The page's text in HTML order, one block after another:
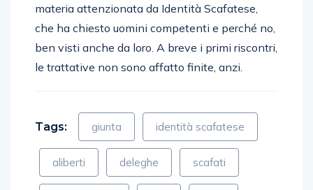
materia attenzionata da Identità Scafatese,
che ha chiesto uomini competenti e perché no,
ben visti anche da loro. A breve i primi riscontri,
le trattative non sono affatto finite, anzi.
Tags: giunta identità scafatese
aliberti deleghe scafati